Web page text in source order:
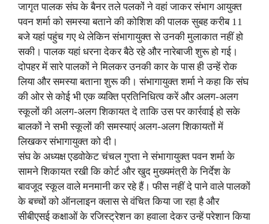
जागृत पालक संघ के बैनर तले पलकों ने वहां जाकर संभाग आयुक्त
पवन शर्मा को समस्या बताने की कोशिश की पालक सुबह करीब 11
बजे यहां पहुंच गए थे लेकिन संभागायुक्त से उनकी मुलाकात नहीं हो
सकी। पालक यहां धरना देकर बैठे रहे और नारेबाजी शुरू हो गई।
दोपहर में सारे पालकों ने मिलकर उनकी कार के पास ही उन्हें रोक
लिया और समस्या बताना शुरू की। संभागायुक्त शर्मा ने कहा कि संघ
की ओर से कोई भी एक व्यक्ति प्रतिनिधित्व करें और अलग-अलग
स्कूलों की अलग-अलग शिकायत दे ताकि उस पर कार्रवाई हो सके
बालकों ने सभी स्कूलों की समस्याएं अलग-अलग शिकायतों में
लिखकर संभागायुक्त को दी।
संघ के अध्यक्ष एडवोकेट चंचल गुप्ता ने संभागायुक्त पवन शर्मा के
सामने शिकायत रखी कि कोर्ट और खुद मुख्यमंत्री के निर्देश के
बावजूद स्कूल वाले मनमानी कर रहे हैं। फीस नहीं दे पाने वाले पालकों
के बच्चों को ऑनलाइन क्लास से वंचित किया जा रहा है और
सीबीएसई कक्षाओं के रजिस्ट्रेशन का हवाला देकर उन्हें परेशान किया